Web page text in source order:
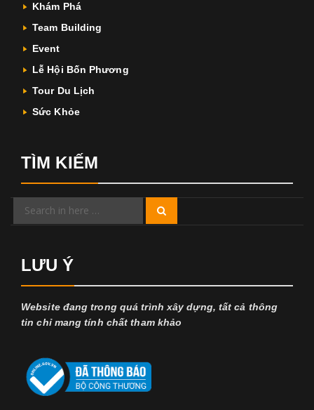
Khám Phá
Team Building
Event
Lễ Hội Bốn Phương
Tour Du Lịch
Sức Khỏe
TÌM KIẾM
Search
LƯU Ý
Website đang trong quá trình xây dựng, tất cả thông
tin chỉ mang tính chất tham khảo